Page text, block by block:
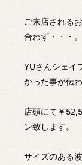
ご来店される
合わず・・・。
YUさんシェイ
かった事が伝
店頭にて￥
ン致します。
サイズのある